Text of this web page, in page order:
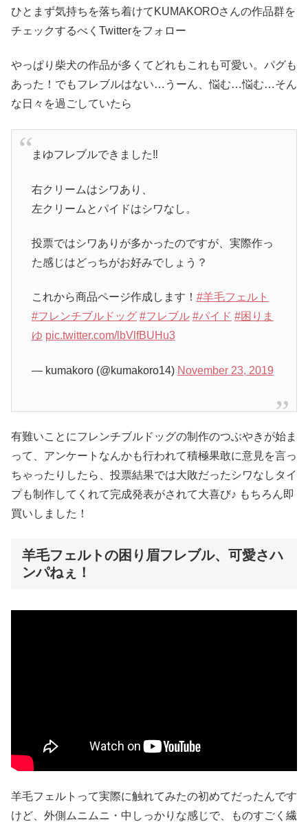
ひとまず気持ちを落ち着けてKUMAKOROさんの作品群を
チェックするべくTwitterをフォロー
やっぱり柴犬の作品が多くてどれもこれも可愛い。パグも
あった！でもフレブルはない…うーん、悩む…悩む…そん
な日々を過ごしていたら
まゆフレブルできました‼️
右クリームはシワあり、
左クリームとパイドはシワなし。
投票ではシワありが多かったのですが、実際作っ
た感じはどっちがお好みでしょう？
これから商品ページ作成します！ #羊毛フェルト
#フレンチブルドッグ #フレブル #パイド #困りま
ゆ pic.twitter.com/lbVlfBUHu3
— kumakoro (@kumakoro14) November 23, 2019
有難いことにフレンチブルドッグの制作のつぶやきが始ま
って、アンケートなんかも行われて積極果敢に意見を言っ
ちゃったりしたら、投票結果では大敗だったシワなしタイ
プも制作してくれて完成発表がされて大喜び♪ もちろん即
買いしました！
羊毛フェルトの困り眉フレブル、可愛さハ
ンパねぇ！
羊毛フェルトって実際に触れてみたの初めてだったんです
けど、外側ムニムニ・中しっかりな感じで、ものすごく繊